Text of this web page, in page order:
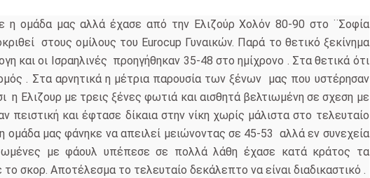
η ομάδα μας αλλά έχασε από την Ελιζούρ Χολόν 80-90 στο ¨Σοφία
στους ομίλους του Eurocup Γυναικών. Παρά το θετικό ξεκίνημα
και οι Ισραηλινές προηγήθηκαν 35-48 στο ημίχρονο . Στα θετικά ότι
. Στα αρνητικά η μέτρια παρουσία των ξένων μας που υστέρησαν
η Ελιζουρ με τρεις ξένες φωτιά και αισθητά βελτιωμένη σε σχεση με
πειστική και έφτασε δίκαια στην νίκη χωρίς μάλιστα στο τελευταίο
ομάδα μας φάνηκε να απειλεί μειώνοντας σε 45-53 αλλά εν συνεχεία
με φάουλ υπέπεσε σε πολλά λάθη έχασε κατά κράτος τα
σκορ. Αποτέλεσμα το τελευταίο δεκάλεπτο να είναι διαδικαστικό .